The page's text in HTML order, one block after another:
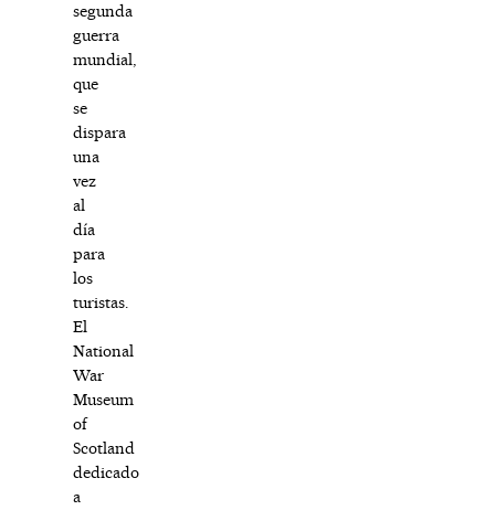
segunda
guerra
mundial,
que
se
dispara
una
vez
al
día
para
los
turistas.
El
National
War
Museum
of
Scotland
dedicado
a